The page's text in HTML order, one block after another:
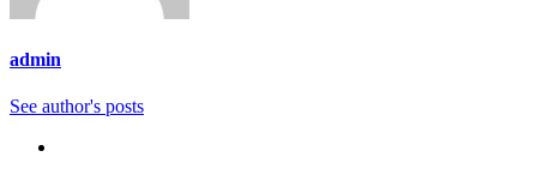
admin
See author's posts